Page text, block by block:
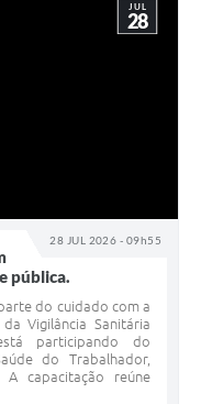
28 JUL 2026 - 09h55
JUL
28
pública.
do cuidado com a
Vigilância Sanitária
participando do
do Trabalhador,
A capacitação reúne